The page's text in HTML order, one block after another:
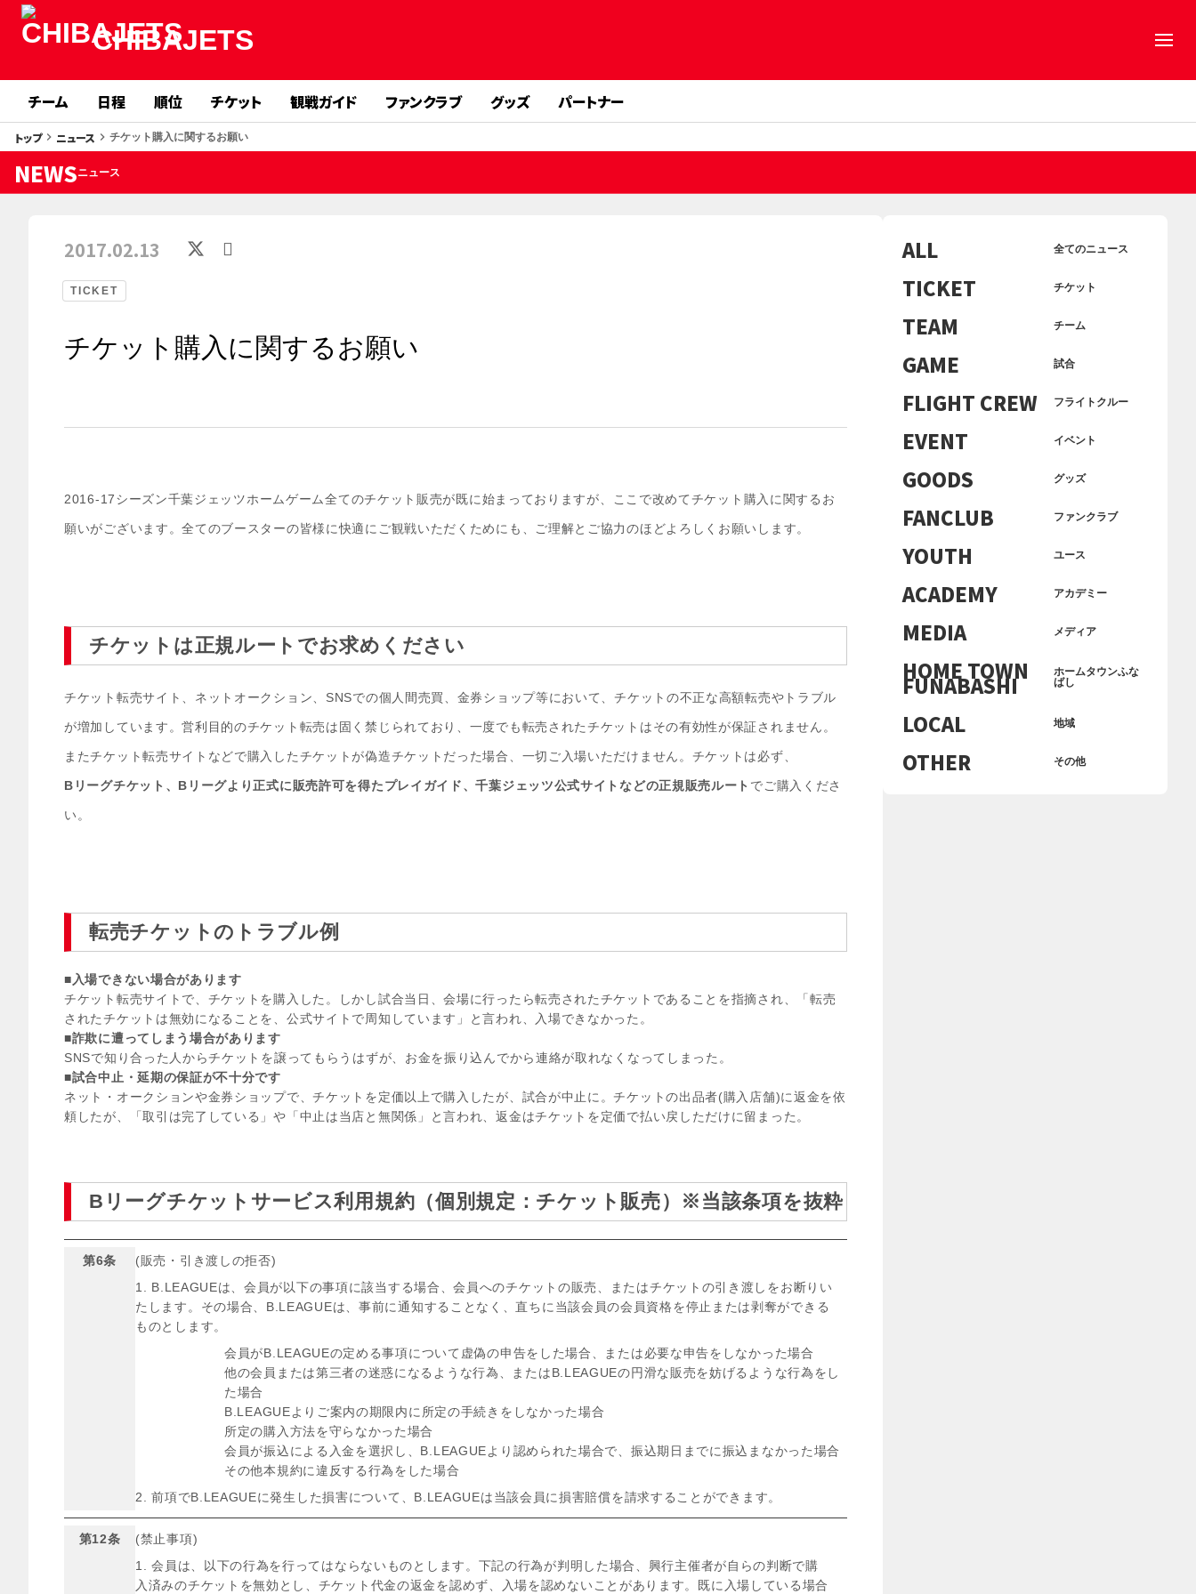
CHIBAJETS
チーム 日程 順位 チケット 観戦ガイド ファンクラブ グッズ パートナー
トップkeyboard_arrow_right ニュース keyboard_arrow_right チケット購入に関するお願い
NEWSニュース
TICKET
2017.02.13
チケット購入に関するお願い
2016-17シーズン千葉ジェッツホームゲーム全てのチケット販売が既に始まっておりますが、ここで改めてチケット購入に関するお
願いがございます。全てのブースターの皆様に快適にご観戦いただくためにも、ご理解とご協力のほどよろしくお願いします。
チケットは正規ルートでお求めください
チケット転売サイト、ネットオークション、SNSでの個人間売買、金券ショップ等において、チケットの不正な高額転売やトラブル
が増加しています。営利目的のチケット転売は固く禁じられており、一度でも転売されたチケットはその有効性が保証されません。
またチケット転売サイトなどで購入したチケットが偽造チケットだった場合、一切ご入場いただけません。チケットは必ず、
Bリーグチケット、Bリーグより正式に販売許可を得たプレイガイド、千葉ジェッツ公式サイトなどの正規販売ルート でご購入くださ
い。
転売チケットのトラブル例
■入場できない場合があります
チケット転売サイトで、チケットを購入した。しかし試合当日、会場に行ったら転売されたチケットであることを指摘され、「転売
されたチケットは無効になることを、公式サイトで周知しています」と言われ、入場できなかった。
■詐欺に遭ってしまう場合があります
SNSで知り合った人からチケットを譲ってもらうはずが、お金を振り込んでから連絡が取れなくなってしまった。
■試合中止・延期の保証が不十分です
ネット・オークションや金券ショップで、チケットを定価以上で購入したが、試合が中止に。チケットの出品者(購入店舗)に返金を依
頼したが、「取引は完了している」や「中止は当店と無関係」と言われ、返金はチケットを定価で払い戻しただけに留まった。
Bリーグチケットサービス利用規約（個別規定：チケット販売） ※当該条項を抜粋
第6条
(販売・引き渡しの拒否)
1. B.LEAGUEは、会員が以下の事項に該当する場合、会員へのチケットの販売、またはチケットの引き渡しをお断りい
たします。その場合、B.LEAGUEは、事前に通知することなく、直ちに当該会員の会員資格を停止または剥奪ができる
ものとします。
会員がB.LEAGUEの定める事項について虚偽の申告をした場合、または必要な申告をしなかった場合
他の会員または第三者の迷惑になるような行為、またはB.LEAGUEの円滑な販売を妨げるような行為をし
た場合
B.LEAGUEよりご案内の期限内に所定の手続きをしなかった場合
所定の購入方法を守らなかった場合
会員が振込による入金を選択し、B.LEAGUEより認められた場合で、振込期日までに振込まなかった場合
その他本規約に違反する行為をした場合
2. 前項でB.LEAGUEに発生した損害について、B.LEAGUEは当該会員に損害賠償を請求することができます。
第12条
(禁止事項)
1. 会員は、以下の行為を行ってはならないものとします。下記の行為が判明した場合、興行主催者が自らの判断で購
入済みのチケットを無効とし、チケット代金の返金を認めず、入場を認めないことがあります。既に入場している場合
ALL 全てのニュース
TICKET チケット
TEAM チーム
GAME 試合
FLIGHT CREW フライトクルー
EVENT イベント
GOODS グッズ
FANCLUB ファンクラブ
YOUTH ユース
ACADEMY アカデミー
MEDIA メディア
HOME TOWN
FUNABASHI
ホームタウンふな
ばし
LOCAL 地域
OTHER その他